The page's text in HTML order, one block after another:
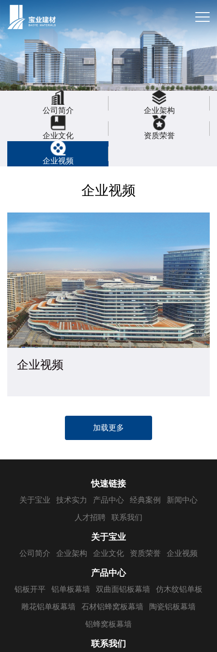
公司简介 企业架构
企业文化 资质荣誉
企业视频
企业视频
企业视频
加载更多
快速链接
关于宝业 技术实力 产品中心 经典案例 新闻中心
人才招聘 联系我们
关于宝业
公司简介 企业架构 企业文化 资质荣誉 企业视频
产品中心
铝板开平 铝单板幕墙 双曲面铝板幕墙 仿木纹铝单板
雕花铝单板幕墙 石材铝蜂窝板幕墙 陶瓷铝板幕墙
铝蜂窝板幕墙
联系我们